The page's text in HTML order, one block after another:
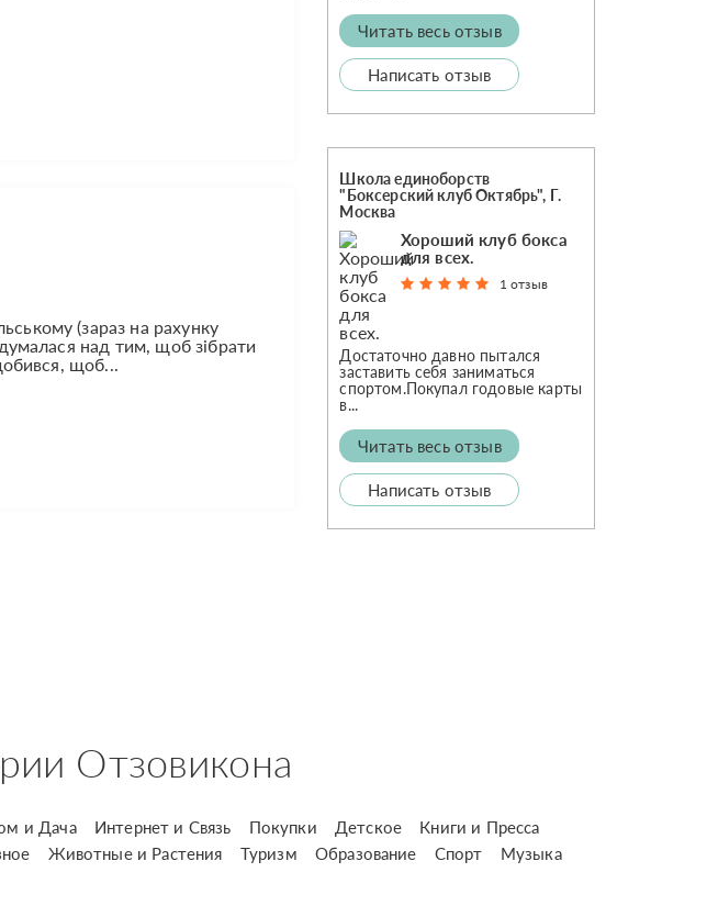
(зараз на рахунку
над тим, щоб зібрати
щоб...
Читать весь отзыв
Написать отзыв
Школа единоборств
"Боксерский клуб Октябрь", Г.
Москва
Хороший клуб бокса
для всех.
1 отзыв
Достаточно давно пытался
заставить себя заниматься
спортом.Покупал годовые карты
в...
Читать весь отзыв
Написать отзыв
Отзовикона
и Дача Интернет и Связь Покупки Детское
Книги и Пресса
Животные и Растения Туризм Образование Спорт Музыка